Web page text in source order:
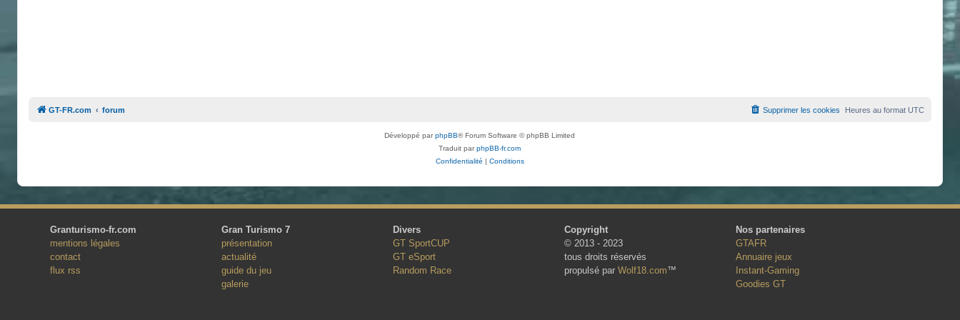
GT-FR.com forum Heures au format UTC
Supprimer les cookies
Développé parphpBB® Forum Software © phpBB Limited
Traduit parphpBB-fr.com
Confidentialité
Conditions
Granturismo-fr.com
mentions légales
contact
flux rss
Gran Turismo 7
présentation
actualité
guide du jeu
galerie
Divers
GT SportCUP
GT eSport
Random Race
Copyright
© 2013 - 2023
tous droits réservés
propulsé par Wolf18.com™
Nos partenaires
GTAFR
Annuaire jeux
Instant-Gaming
Goodies GT